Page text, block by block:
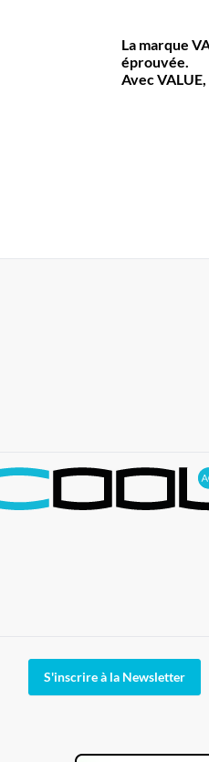
La marque
éprouvée.
Avec
S'inscrire à la Newsletter